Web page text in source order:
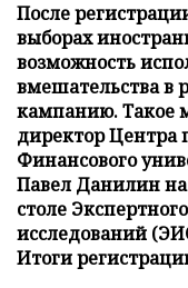
После
выборах
возможность
вмешательства в
кампанию. Такое
директор Центра
Финансового
Павел Данилин
столе
исследований
Итоги